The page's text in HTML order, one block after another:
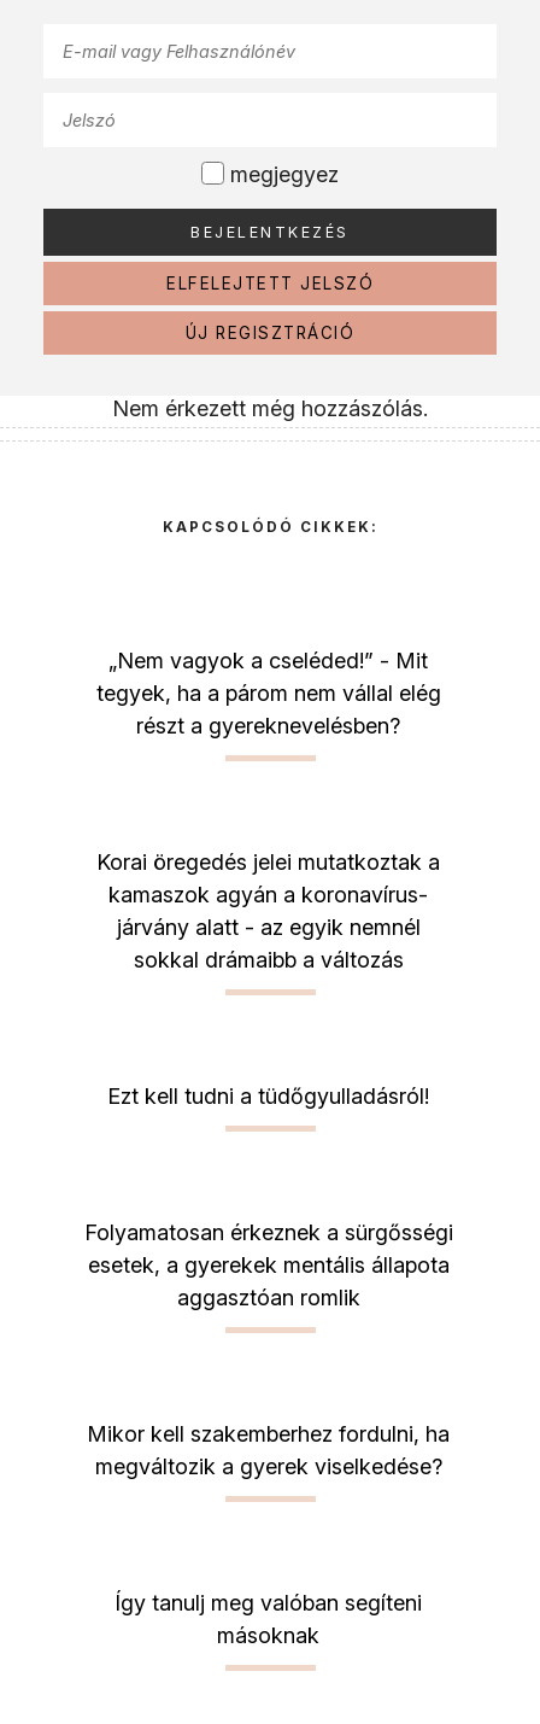
megjegyez
ELFELEJTETT JELSZÓ
ÚJ REGISZTRÁCIÓ
Nem érkezett még hozzászólás.
KAPCSOLÓDÓ CIKKEK:
„Nem vagyok a cseléded!” - Mit
tegyek, ha a párom nem vállal elég
részt a gyereknevelésben?
Korai öregedés jelei mutatkoztak a
kamaszok agyán a koronavírus-
járvány alatt - az egyik nemnél
sokkal drámaibb a változás
Ezt kell tudni a tüdőgyulladásról!
Folyamatosan érkeznek a sürgősségi
esetek, a gyerekek mentális állapota
aggasztóan romlik
Mikor kell szakemberhez fordulni, ha
megváltozik a gyerek viselkedése?
Így tanulj meg valóban segíteni
másoknak